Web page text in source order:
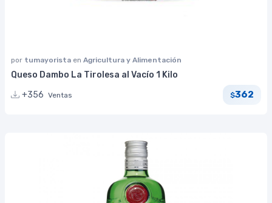
por tumayorista en Agricultura y Alimentación
Queso Dambo La Tirolesa al Vacío 1 Kilo
+356 Ventas $362